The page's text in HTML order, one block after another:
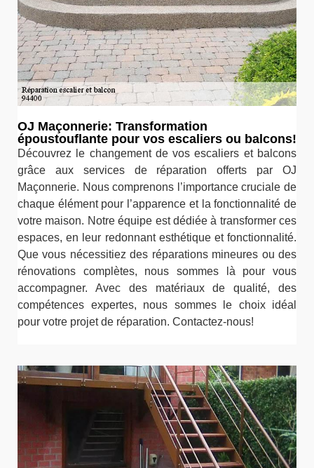
OJ Maçonnerie: Transformation
époustouflante pour vos escaliers ou balcons!
Découvrez le changement de vos escaliers et balcons
grâce aux services de réparation offerts par OJ
Maçonnerie. Nous comprenons l’importance cruciale de
chaque élément pour l’apparence et la fonctionnalité de
votre maison. Notre équipe est dédiée à transformer ces
espaces, en leur redonnant esthétique et fonctionnalité.
Que vous nécessitiez des réparations mineures ou des
rénovations complètes, nous sommes là pour vous
accompagner. Avec des matériaux de qualité, des
compétences expertes, nous sommes le choix idéal
pour votre projet de réparation. Contactez-nous!